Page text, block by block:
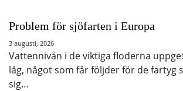
Problem för sjöfarten i Europa
3 augusti, 2026
Vattennivån i de viktiga floderna
låg, något som får följder för de fartyg
sig…